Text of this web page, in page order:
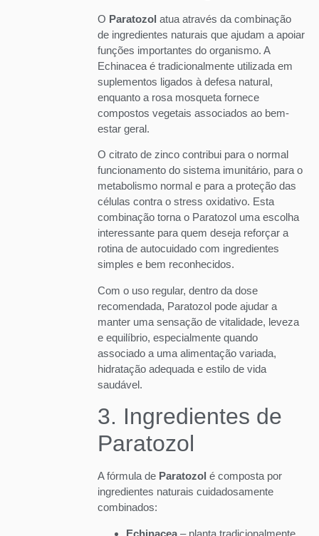
O Paratozol atua através da combinação
de ingredientes naturais que ajudam a apoiar
funções importantes do organismo. A
Echinacea é tradicionalmente utilizada em
suplementos ligados à defesa natural,
enquanto a rosa mosqueta fornece
compostos vegetais associados ao bem-
estar geral.
O citrato de zinco contribui para o normal
funcionamento do sistema imunitário, para o
metabolismo normal e para a proteção das
células contra o stress oxidativo. Esta
combinação torna o Paratozol uma escolha
interessante para quem deseja reforçar a
rotina de autocuidado com ingredientes
simples e bem reconhecidos.
Com o uso regular, dentro da dose
recomendada, Paratozol pode ajudar a
manter uma sensação de vitalidade, leveza
e equilíbrio, especialmente quando
associado a uma alimentação variada,
hidratação adequada e estilo de vida
saudável.
3. Ingredientes de
Paratozol
A fórmula de Paratozol é composta por
ingredientes naturais cuidadosamente
combinados:
Echinacea– planta tradicionalmente